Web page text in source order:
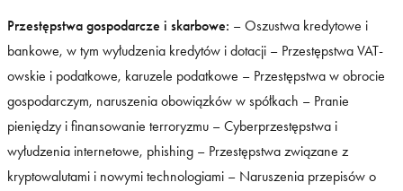
Przestępstwa gospodarcze i skarbowe: – Oszustwa kredytowe i
bankowe, w tym wyłudzenia kredytów i dotacji – Przestępstwa VAT-
owskie i podatkowe, karuzele podatkowe – Przestępstwa w obrocie
gospodarczym, naruszenia obowiązków w spółkach – Pranie
pieniędzy i finansowanie terroryzmu – Cyberprzestępstwa i
wyłudzenia internetowe, phishing – Przestępstwa związane z
kryptowalutami i nowymi technologiami – Naruszenia przepisów o